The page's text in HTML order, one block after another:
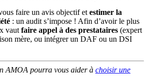
faire un avis objectif et estimer la
: un audit s’impose ! Afin d’avoir le plus
vaut faire appel à des prestataires (expert
mère, ou intégrer un DAF ou un DSI
AMOA pourra vous aider à choisir une